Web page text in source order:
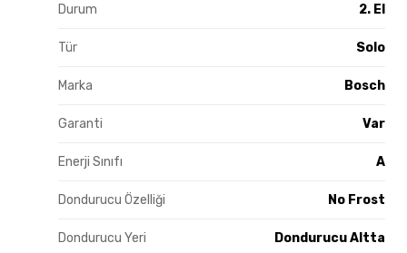
Durum 2. El
Tür Solo
Marka Bosch
Garanti Var
Enerji Sınıfı A
Dondurucu Özelliği No Frost
Dondurucu Yeri Dondurucu Altta